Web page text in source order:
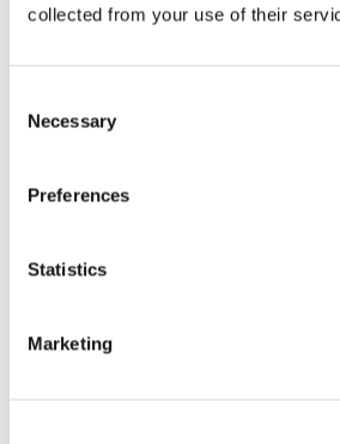
collected from your use of their
Selection
Necessary
Preferences
Statistics
Marketing
Abonnieren Sie unseren